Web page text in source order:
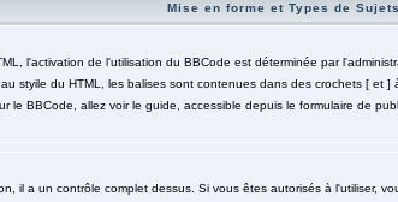
Mise en forme et Types de Sujets
l'activation de l'utilisation du BBCode est déterminée par
styile du HTML, les balises sont contenues dans des crochets [
le BBCode, allez voir le guide, accessible depuis le formulaire de
il a un contrôle complet dessus. Si vous êtes autorisés à l'utiliser,